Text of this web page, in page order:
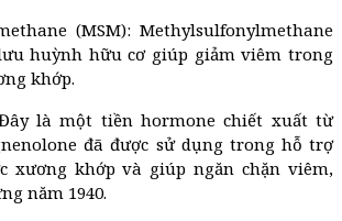
(MSM): Methylsulfonylmethane
huỳnh hữu cơ giúp giảm viêm trong
khớp.
là một tiền hormone chiết xuất từ
đã được sử dụng trong hỗ trợ
xương khớp và giúp ngăn chặn viêm,
năm 1940.